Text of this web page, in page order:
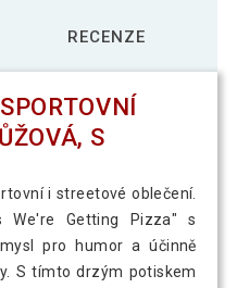
RECENZE
S
i streetové oblečení.
We're Getting Pizza" s
pro humor a účinně
S tímto drzým potiskem